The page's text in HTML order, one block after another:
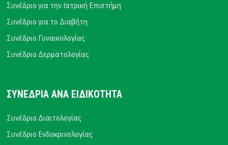
Συνέδριο για την Ιατρική Επιστήμη
Συνέδριο για το Διαβήτη
Συνέδριο Γυναικολογίας
Συνέδριο Δερματολογίας
ΣΥΝΕΔΡΙΑ ΑΝΑ ΕΙΔΙΚΟΤΗΤΑ
Συνέδριο Διαιτολογίας
Συνέδριο Ενδοκρινολογίας